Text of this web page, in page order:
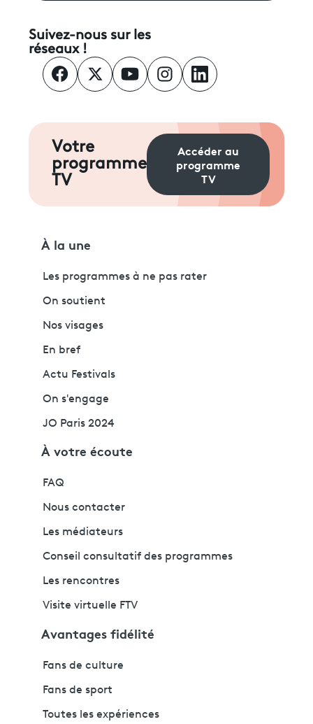
Suivez-nous sur les
réseaux !
Votre
programme
TV
Accéder au
programme
TV
À la une
Les programmes à ne pas rater
On soutient
Nos visages
En bref
Actu Festivals
On s'engage
JO Paris 2024
À votre écoute
FAQ
Nous contacter
Les médiateurs
Conseil consultatif des programmes
Les rencontres
Visite virtuelle FTV
Avantages fidélité
Fans de culture
Fans de sport
Toutes les expériences